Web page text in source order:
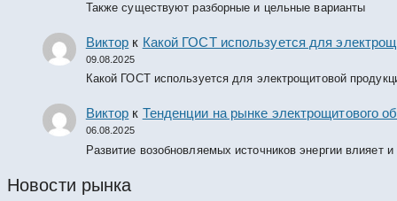
Также существуют разборные и цельные варианты
Виктор к Какой ГОСТ используется для
09.08.2025
Какой ГОСТ используется для электрощитовой
Виктор к Тенденции на рынке электрощитового
06.08.2025
Развитие возобновляемых источников энергии влияет
Новости рынка